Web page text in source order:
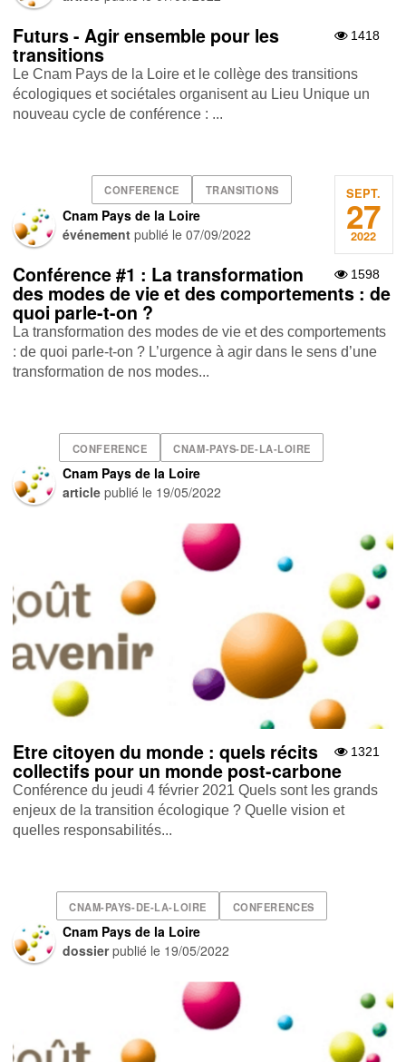
1418
Futurs - Agir ensemble pour les
transitions
Le Cnam Pays de la Loire et le collège des transitions
écologiques et sociétales organisent au Lieu Unique un
nouveau cycle de conférence : ...
CONFERENCE TRANSITIONS
Cnam Pays de la Loire
événement publié le07/09/2022
SEPT.
27
2022
1598
Conférence #1 : La transformation
des modes de vie et des comportements : de
quoi parle-t-on ?
La transformation des modes de vie et des comportements
: de quoi parle-t-on ? L’urgence à agir dans le sens d’une
transformation de nos modes...
CONFERENCE CNAM-PAYS-DE-LA-LOIRE
Cnam Pays de la Loire
article publié le 19/05/2022
1321
Etre citoyen du monde : quels récits
collectifs pour un monde post-carbone
Conférence du jeudi 4 février 2021 Quels sont les grands
enjeux de la transition écologique ? Quelle vision et
quelles responsabilités...
CNAM-PAYS-DE-LA-LOIRE CONFERENCES
Cnam Pays de la Loire
dossierpublié le 19/05/2022